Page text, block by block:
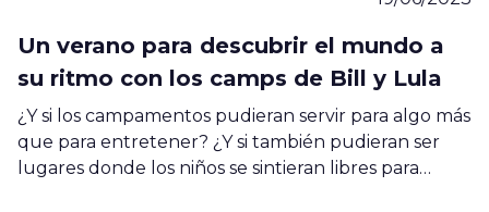
Un verano para descubrir el mundo a
su ritmo con los camps de Bill y Lula
¿Y si los campamentos pudieran servir para algo más
que para entretener? ¿Y si también pudieran ser
lugares donde los niños se sintieran libres para…